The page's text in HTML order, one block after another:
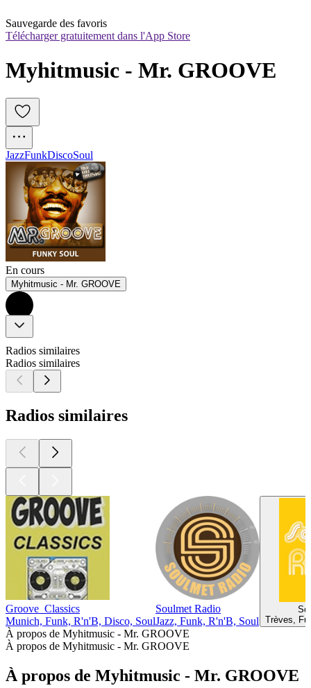
Sauvegarde des favoris
Télécharger gratuitement dans l'App Store
Myhitmusic - Mr. GROOVE
JazzFunkDiscoSoul
En cours
Myhitmusic - Mr. GROOVE
Radios similaires
Radios similaires
Radios similaires
Groove_Classics
Munich, Funk, R'n'B, Disco, Soul
Soulmet Radio
Jazz, Funk, R'n'B, Soul
Trèves,
À propos de Myhitmusic - Mr. GROOVE
À propos de Myhitmusic - Mr. GROOVE
À propos de Myhitmusic - Mr. GROOVE